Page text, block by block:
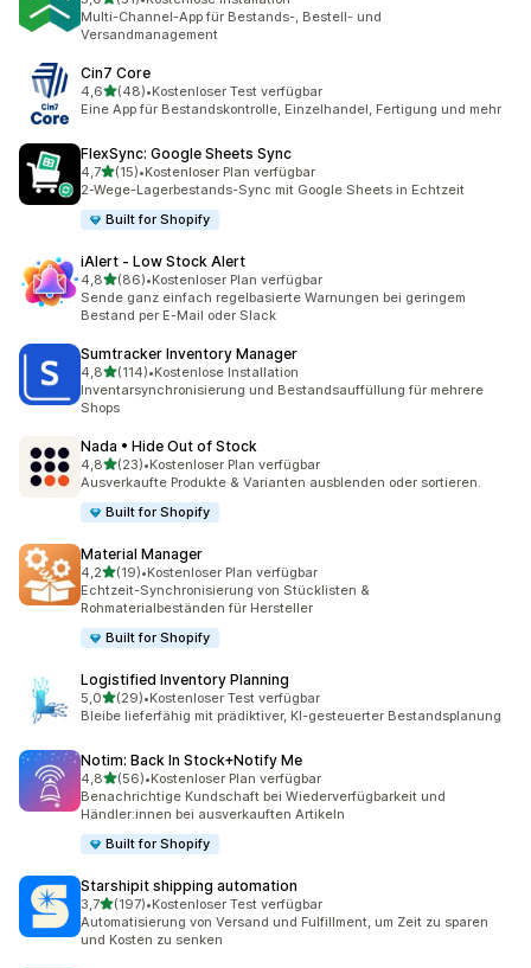
51 Rezensionen insgesamt
Multi-Channel-App für Bestands-, Bestell- und
Versandmanagement
Cin7 Core
4,6von 5 Sternen
(48)
48 Rezensionen insgesamt
•Kostenloser Test verfügbar
Eine App für Bestandskontrolle, Einzelhandel, Fertigung und mehr
FlexSync: Google Sheets Sync
4,7von 5 Sternen
(15)
15 Rezensionen insgesamt
•Kostenloser Plan verfügbar
2-Wege-Lagerbestands-Sync mit Google Sheets in Echtzeit
Built for Shopify
iAlert ‑ Low Stock Alert
4,8von 5 Sternen
(86)
86 Rezensionen insgesamt
•Kostenloser Plan verfügbar
Sende ganz einfach regelbasierte Warnungen bei geringem
Bestand per E-Mail oder Slack
Sumtracker Inventory Manager
4,8von 5 Sternen
(114)
114 Rezensionen insgesamt
•Kostenlose Installation
Inventarsynchronisierung und Bestandsauffüllung für mehrere
Shops
Nada • Hide Out of Stock
4,8von 5 Sternen
(23)
23 Rezensionen insgesamt
•Kostenloser Plan verfügbar
Ausverkaufte Produkte & Varianten ausblenden oder sortieren.
Built for Shopify
Material Manager
4,2von 5 Sternen
(19)
19 Rezensionen insgesamt
•Kostenloser Plan verfügbar
Echtzeit-Synchronisierung von Stücklisten &
Rohmaterialbeständen für Hersteller
Built for Shopify
Logistified Inventory Planning
5,0von 5 Sternen
(29)
29 Rezensionen insgesamt
•Kostenloser Test verfügbar
Bleibe lieferfähig mit prädiktiver, KI-gesteuerter Bestandsplanung
Notim: Back In Stock+Notify Me
4,8von 5 Sternen
(56)
56 Rezensionen insgesamt
•Kostenloser Plan verfügbar
Benachrichtige Kundschaft bei Wiederverfügbarkeit und
Händler:innen bei ausverkauften Artikeln
Built for Shopify
Starshipit shipping automation
3,7von 5 Sternen
(197)
197 Rezensionen insgesamt
•Kostenloser Test verfügbar
Automatisierung von Versand und Fulfillment, um Zeit zu sparen
und Kosten zu senken